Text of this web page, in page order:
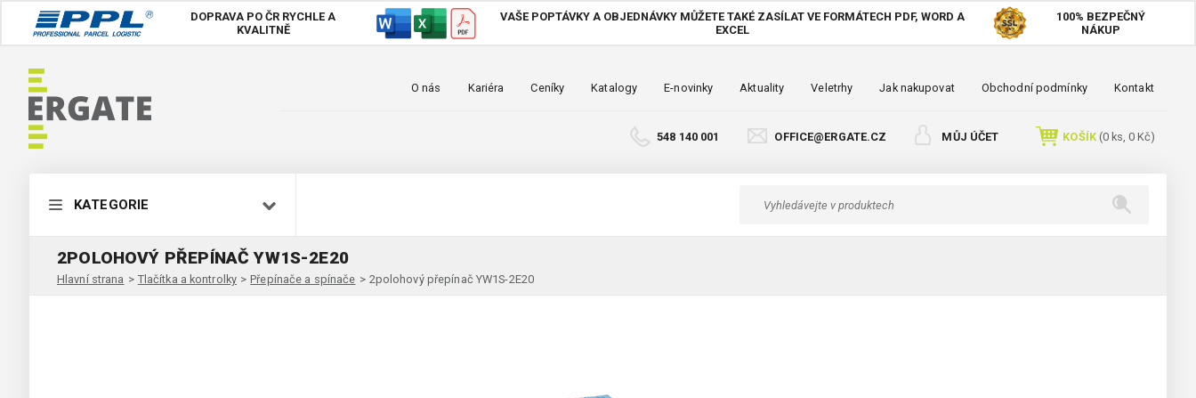
DOPRAVA PO ČR RYCHLE A
KVALITNĚ
VAŠE POPTÁVKY A OBJEDNÁVKY MŮŽETE TAKÉ ZASÍLAT VE FORMÁTECH PDF, WORD A
EXCEL
100% BEZPEČNÝ
NÁKUP
O nás Kariéra Ceníky Katalogy E-novinky Aktuality Veletrhy Jak nakupovat Obchodní podmínky Kontakt
548 140 001 OFFICE@ERGATE.CZ MŮJ ÚČET KOŠÍK(0ks, 0 Kč)
KATEGORIE
2POLOHOVÝ PŘEPÍNAČ YW1S-2E20
Hlavní strana > Tlačítka a kontrolky > Přepínače a spínače > 2polohový přepínač YW1S-2E20